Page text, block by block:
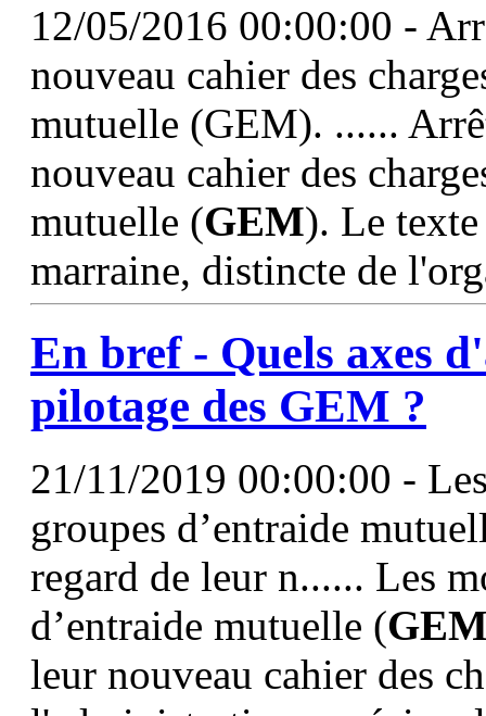
12/05/2016 00:00:00 -
nouveau cahier des
mutuelle (GEM). ......
nouveau cahier des
mutuelle (GEM). Le
marraine, distincte de
En bref - Quels axes
pilotage des GEM ?
21/11/2019 00:00:00 -
groupes d’entraide
regard de leur n...... Les
d’entraide mutuelle (
leur nouveau cahier des